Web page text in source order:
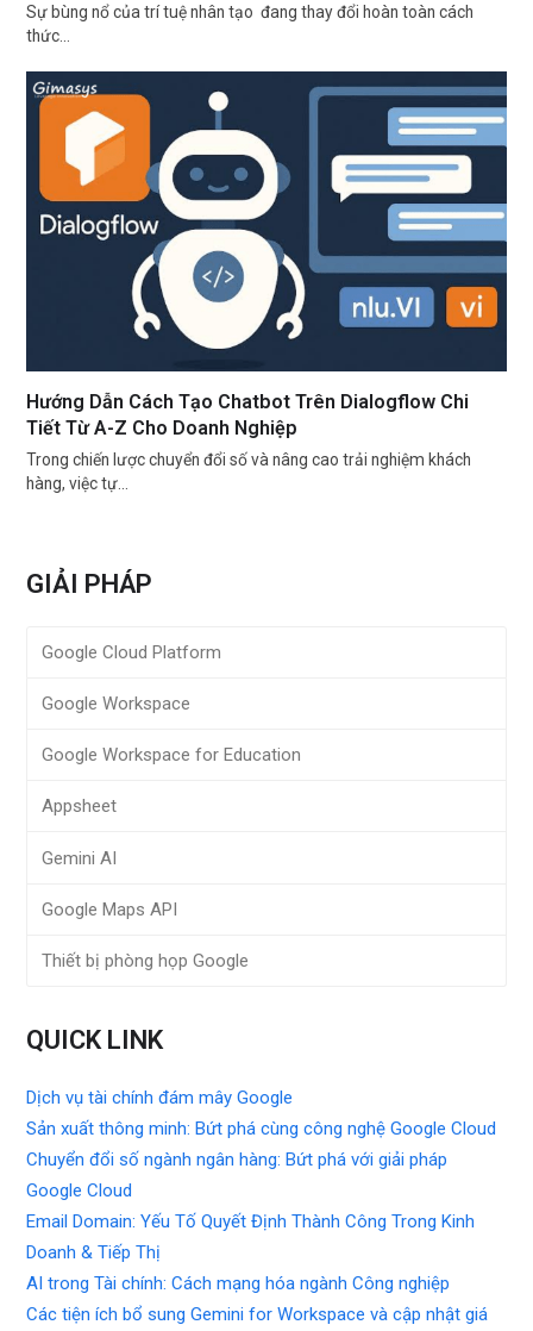
Sự bùng nổ của trí tuệ nhân tạo đang thay đổi hoàn toàn cách
thức…
Hướng Dẫn Cách Tạo Chatbot Trên Dialogflow Chi
Tiết Từ A-Z Cho Doanh Nghiệp
Trong chiến lược chuyển đổi số và nâng cao trải nghiệm khách
hàng, việc tự…
GIẢI PHÁP
Google Cloud Platform
Google Workspace
Google Workspace for Education
Appsheet
Gemini AI
Google Maps API
Thiết bị phòng họp Google
QUICK LINK
Dịch vụ tài chính đám mây Google
Sản xuất thông minh: Bứt phá cùng công nghệ Google Cloud
Chuyển đổi số ngành ngân hàng: Bứt phá với giải pháp
Google Cloud
Email Domain: Yếu Tố Quyết Định Thành Công Trong Kinh
Doanh & Tiếp Thị
AI trong Tài chính: Cách mạng hóa ngành Công nghiệp
Các tiện ích bổ sung Gemini for Workspace và cập nhật giá